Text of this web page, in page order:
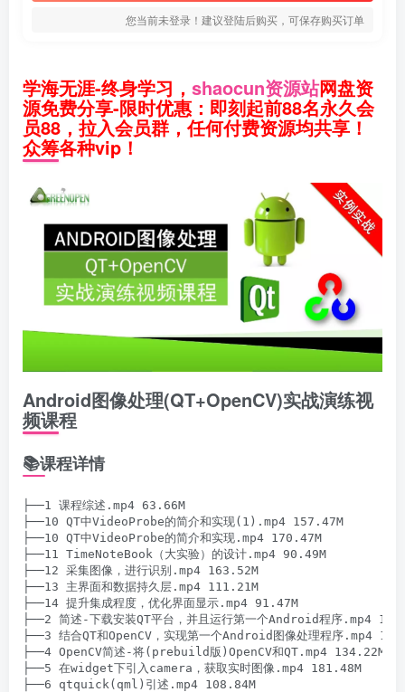
您当前未登录！建议登陆后购买，可保存购买订单
学海无涯-终身学习， shaocun资源站网盘资
源免费分享-限时优惠：即刻起前88名永久会
员88，拉入会员群，任何付费资源均共享！
众筹各种vip！
Android图像处理(QT+OpenCV)实战演练视
频课程
📚课程详情
├──1 课程综述.mp4 63.66M
├──10 QT中VideoProbe的简介和实现(1).mp4 157.47M
├──10 QT中VideoProbe的简介和实现.mp4 170.47M
├──11 TimeNoteBook（大实验）的设计.mp4 90.49M
├──12 采集图像，进行识别.mp4 163.52M
├──13 主界面和数据持久层.mp4 111.21M
├──14 提升集成程度，优化界面显示.mp4 91.47M
├──2 简述-下载安装QT平台，并且运行第一个Android程序.mp4
├──3 结合QT和OpenCV，实现第一个Android图像处理程序.mp4
├──4 OpenCV简述-将(prebuild版)OpenCV和QT.mp4 134.22M
├──5 在widget下引入camera，获取实时图像.mp4 181.48M
├──6 qtquick(qml)引述.mp4 108.84M